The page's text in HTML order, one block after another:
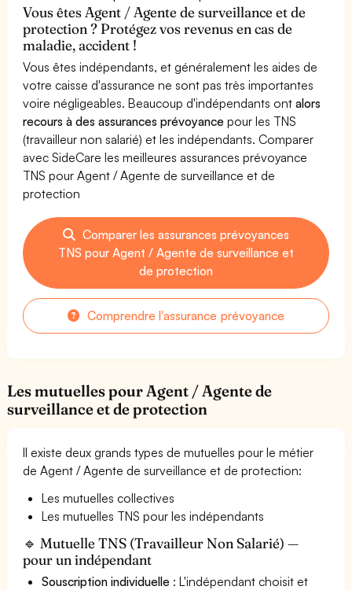
Vous êtes Agent / Agente de surveillance et de
protection ? Protégez vos revenus en cas de
maladie, accident !
Vous êtes indépendants, et généralement les aides de
votre caisse d'assurance ne sont pas très importantes
voire négligeables. Beaucoup d'indépendants ontalors
recours à des assurances prévoyance pour les TNS
(travailleur non salarié) et les indépendants. Comparer
avec SideCare les meilleures assurances prévoyance
TNS pour Agent / Agente de surveillance et de
protection
Comparer les assurances prévoyances
TNS pour Agent / Agente de surveillance et
de protection
Comprendre l'assurance prévoyance
Les mutuelles pour Agent / Agente de
surveillance et de protection
Il existe deux grands types de mutuelles pour le métier
de Agent / Agente de surveillance et de protection:
Les mutuelles collectives
Les mutuelles TNS pour les indépendants
🔹 Mutuelle TNS (Travailleur Non Salarié) —
pour un indépendant
Souscription individuelle : L'indépendant choisit et